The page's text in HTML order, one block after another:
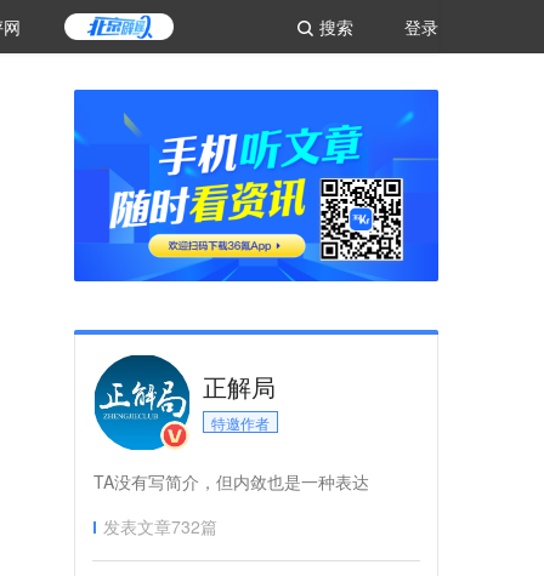
登录
搜索
正解局
特邀作者
TA没有写简介，但内敛也是一种表达
发表文章732篇